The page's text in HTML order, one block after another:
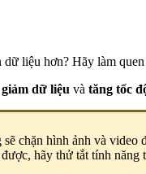
liệu hơn? Hãy làm quen
giảm dữ liệu và tăng tốc
chặn hình ảnh và
hãy thử tắt tính